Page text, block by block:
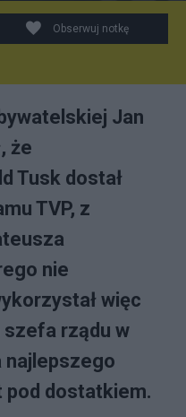
mieszkańcami, a
premierem. Fot.
Obserwuj notkę
Jan
że
Tusk dostał
TVP, z
nie
więc
rządu w
najlepszego
pod dostatkiem.